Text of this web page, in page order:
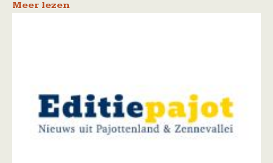
Meer lezen